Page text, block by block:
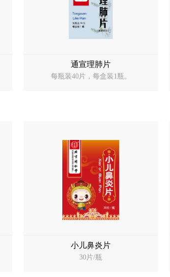
通宣理肺片
每瓶装40片，每盒装1瓶。
小儿鼻炎片
30片/瓶